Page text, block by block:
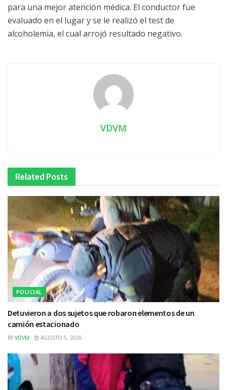
para una mejor atención médica. El conductor fue
evaluado en el lugar y se le realizó el test de
alcoholemia, el cual arrojó resultado negativo.
VDVM
Related Posts
POLICIAL
Detuvieron a dos sujetos que robaron elementos de un
camión estacionado
BY VDVM AGOSTO 5, 2026